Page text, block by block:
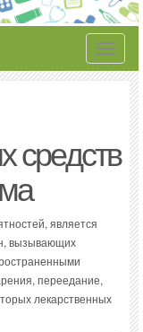
Toggle
средств
является
вызывающих
переедание,
лекарственных